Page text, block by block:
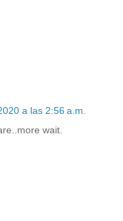
a las 2:56 a.m.
wait.